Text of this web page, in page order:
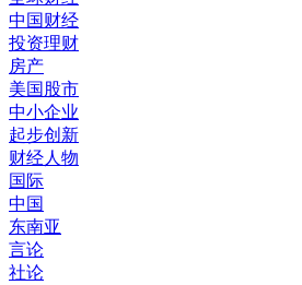
中国财经
投资理财
房产
美国股市
中小企业
起步创新
财经人物
国际
中国
东南亚
言论
社论